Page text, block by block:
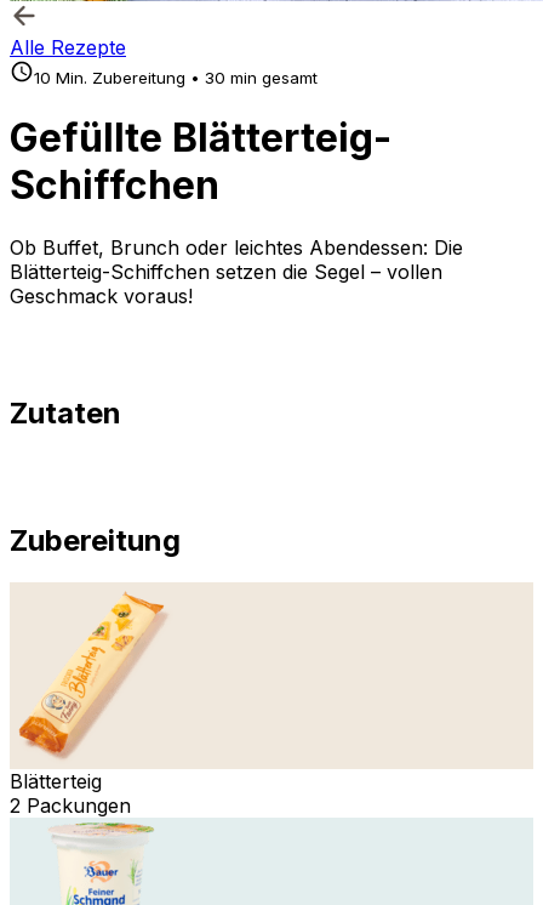
Alle Rezepte
10 Min. Zubereitung • 30 min gesamt
Gefüllte Blätterteig-
Schiffchen
Ob Buffet, Brunch oder leichtes Abendessen: Die
Blätterteig-Schiffchen setzen die Segel – vollen
Geschmack voraus!
Zutaten
Zubereitung
Blätterteig
2 Packungen